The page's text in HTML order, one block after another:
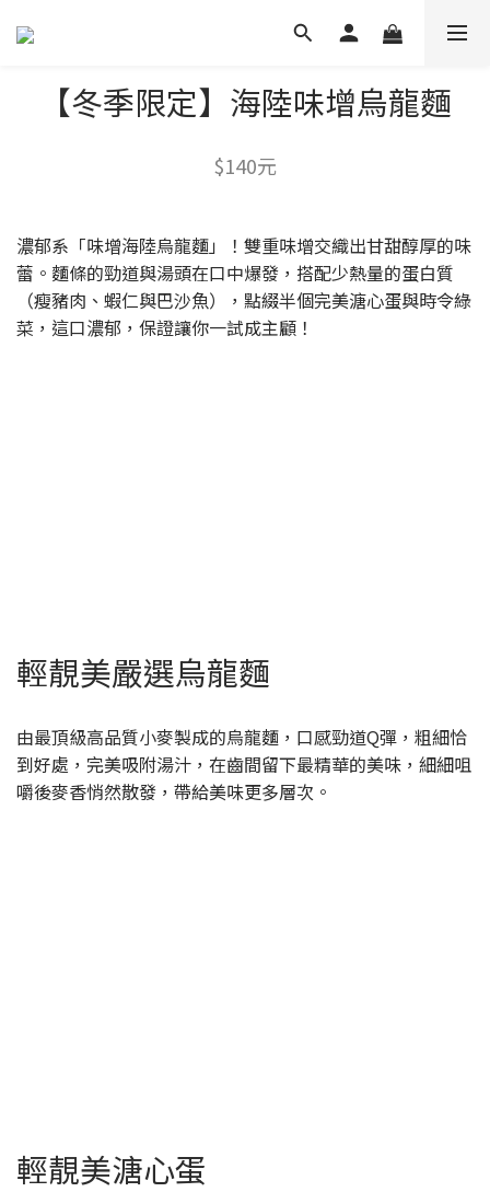
【冬季限定】海陸味增烏龍麵
$140元
濃郁系「味增海陸烏龍麵」！雙重味增交織出甘甜醇厚的味
蕾。麵條的勁道與湯頭在口中爆發，搭配少熱量的蛋白質
（瘦豬肉、蝦仁與巴沙魚），點綴半個完美溏心蛋與時令綠
菜，這口濃郁，保證讓你一試成主顧！
輕靚美嚴選烏龍麵
由最頂級高品質小麥製成的烏龍麵，口感勁道Q彈，粗細恰
到好處，完美吸附湯汁，在齒間留下最精華的美味，細細咀
嚼後麥香悄然散發，帶給美味更多層次。
輕靚美溏心蛋